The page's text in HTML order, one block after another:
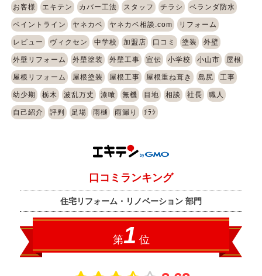
お客様 エキテン カバー工法 スタッフ チラシ ベランダ防水
ペイントライン ヤネカベ ヤネカベ相談.com リフォーム
レビュー ヴィクセン 中学校 加盟店 口コミ 塗装 外壁
外壁リフォーム 外壁塗装 外壁工事 宣伝 小学校 小山市 屋根
屋根リフォーム 屋根塗装 屋根工事 屋根重ね葺き 島尻 工事
幼少期 栃木 波乱万丈 漆喰 無機 目地 相談 社長 職人
自己紹介 評判 足場 雨樋 雨漏り ﾁﾗｼ